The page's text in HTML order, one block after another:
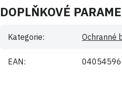
DOPLŇKOVÉ
Kategorie: Ochranné
EAN: